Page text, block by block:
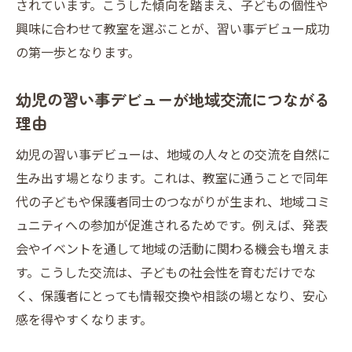
されています。こうした傾向を踏まえ、子どもの個性や
興味に合わせて教室を選ぶことが、習い事デビュー成功
の第一歩となります。
幼児の習い事デビューが地域交流につながる
理由
幼児の習い事デビューは、地域の人々との交流を自然に
生み出す場となります。これは、教室に通うことで同年
代の子どもや保護者同士のつながりが生まれ、地域コミ
ュニティへの参加が促進されるためです。例えば、発表
会やイベントを通して地域の活動に関わる機会も増えま
す。こうした交流は、子どもの社会性を育むだけでな
く、保護者にとっても情報交換や相談の場となり、安心
感を得やすくなります。